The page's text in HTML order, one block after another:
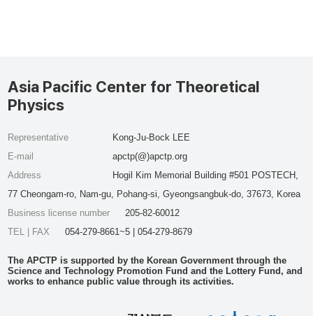
Asia Pacific Center for Theoretical
Physics
Representative
Kong-Ju-Bock LEE
E-mail
apctp(@)apctp.org
Address
Hogil Kim Memorial Building #501 POSTECH,
77 Cheongam-ro, Nam-gu, Pohang-si, Gyeongsangbuk-do, 37673, Korea
Business license number
205-82-60012
TEL | FAX
054-279-8661~5 | 054-279-8679
The APCTP is supported by the Korean Government through the
Science and Technology Promotion Fund and the Lottery Fund, and
works to enhance public value through its activities.